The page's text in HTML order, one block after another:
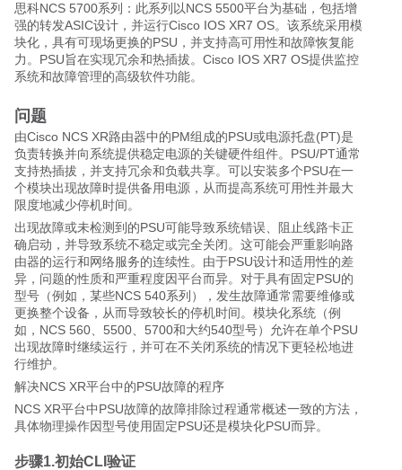
思科NCS 5700系列：此系列以NCS 5500平台为基础，包括增
强的转发ASIC设计，并运行Cisco IOS XR7 OS。该系统采用模
块化，具有可现场更换的PSU，并支持高可用性和故障恢复能
力。PSU旨在实现冗余和热插拔。Cisco IOS XR7 OS提供监控
系统和故障管理的高级软件功能。
问题
由Cisco NCS XR路由器中的PM组成的PSU或电源托盘(PT)是
负责转换并向系统提供稳定电源的关键硬件组件。PSU/PT通常
支持热插拔，并支持冗余和负载共享。可以安装多个PSU在一
个模块出现故障时提供备用电源，从而提高系统可用性并最大
限度地减少停机时间。
出现故障或未检测到的PSU可能导致系统错误、阻止线路卡正
确启动，并导致系统不稳定或完全关闭。这可能会严重影响路
由器的运行和网络服务的连续性。由于PSU设计和适用性的差
异，问题的性质和严重程度因平台而异。对于具有固定PSU的
型号（例如，某些NCS 540系列），发生故障通常需要维修或
更换整个设备，从而导致较长的停机时间。模块化系统（例
如，NCS 560、5500、5700和大约540型号）允许在单个PSU
出现故障时继续运行，并可在不关闭系统的情况下更轻松地进
行维护。
解决NCS XR平台中的PSU故障的程序
NCS XR平台中PSU故障的故障排除过程通常概述一致的方法，
具体物理操作因型号使用固定PSU还是模块化PSU而异。
步骤1.初始CLI验证